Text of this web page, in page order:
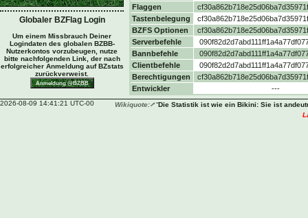
Globaler BZFlag Login
Um einem Missbrauch Deiner
Logindaten des globalen BZBB-
Nutzerkontos vorzubeugen, nutze
bitte nachfolgenden Link, der nach
erfolgreicher Anmeldung auf BZstats
zurückverweist.
Flaggen
Tastenbelegung
BZFS Optionen
Serverbefehle
Bannbefehle
Clientbefehle
Berechtigungen
Entwickler
---
2026-08-09 14:41:21 UTC-00 Wikiquote: “Die Statistik ist wie ein Bikini: Sie ist